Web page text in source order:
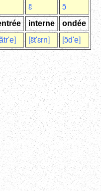
ɛ̃
ɔ̃
interne
ondée
[ɛ̃t'ɛrn] [ɔ̃d'e]